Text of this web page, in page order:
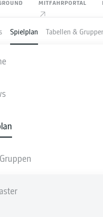
MITFAHRPORTAL
Spielplan Tabellen &
STATISTIKEN